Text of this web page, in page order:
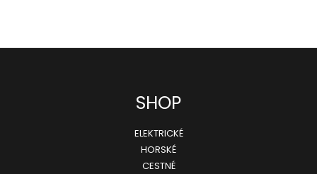
SHOP
ELEKTRICKÉ
HORSKÉ
CESTNÉ